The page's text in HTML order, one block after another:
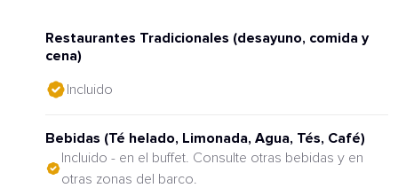
Restaurantes Tradicionales (desayuno, comida y
cena)
Incluido
Bebidas (Té helado, Limonada, Agua, Tés, Café)
Incluido - en el buffet. Consulte otras bebidas y en
otras zonas del barco.